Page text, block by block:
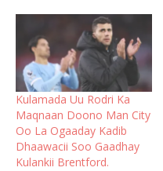
Kulamada Uu Rodri Ka
Maqnaan Doono Man City
Oo La Ogaaday Kadib
Dhaawacii Soo Gaadhay
Kulankii Brentford.